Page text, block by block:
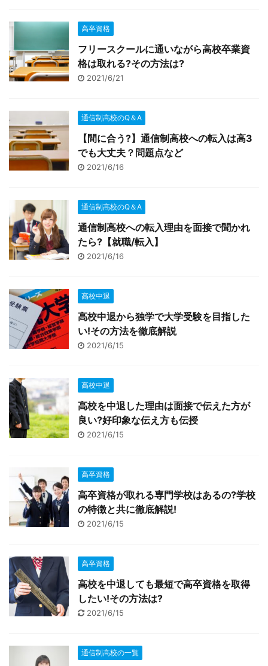
高卒資格
フリースクールに通いながら高校卒業資
格は取れる?その方法は?
2021/6/21
通信制高校のQ＆A
【間に合う?】通信制高校への転入は高3
でも大丈夫？問題点など
2021/6/16
通信制高校のQ＆A
通信制高校への転入理由を面接で聞かれ
たら?【就職/転入】
2021/6/16
高校中退
高校中退から独学で大学受験を目指した
い!その方法を徹底解説
2021/6/15
高校中退
高校を中退した理由は面接で伝えた方が
良い?好印象な伝え方も伝授
2021/6/15
高卒資格
高卒資格が取れる専門学校はあるの?学校
の特徴と共に徹底解説!
2021/6/15
高卒資格
高校を中退しても最短で高卒資格を取得
したい!その方法は?
2021/6/15
通信制高校の一覧